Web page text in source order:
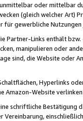
oder mittelbar
(gleich welcher Art)
für gewerbliche
Partner-Links enthält
manipulieren oder
sind, die Website oder
Hyperlinks
Amazon-Website
schriftliche
Vereinbarung,